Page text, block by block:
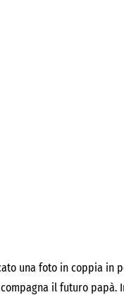
una foto in coppia in
il futuro